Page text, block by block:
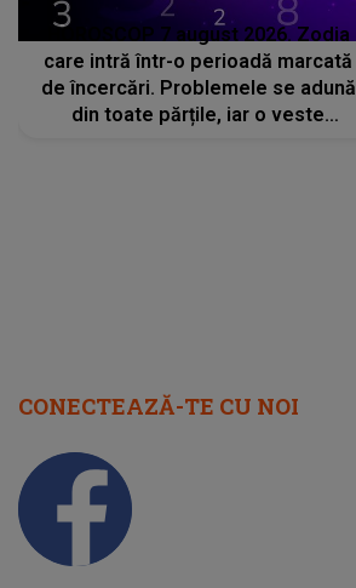
HOROSCOP 7 august 2026. Zodia
care intră într-o perioadă marcată
de încercări. Problemele se adună
din toate părțile, iar o veste
CONECTEAZĂ-TE CU NOI